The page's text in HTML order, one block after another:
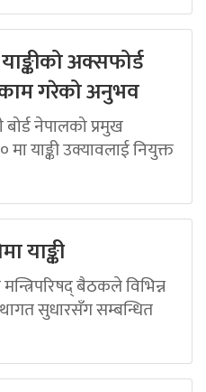
अक्सफोर्ड
गरेको अनुभव
नेपालको प्रमुख
याङ्की उक्यावलाई नियुक्त
याङ्की
बैठकले विभिन्न
सुधारसँग सम्बन्धित